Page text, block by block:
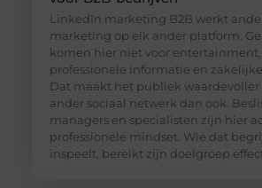
LinkedIn marketing B2B werkt
marketing op elk ander platform.
komen hier niet voor
professionele informatie en
Dat maakt het publiek waardevoller
ander sociaal netwerk dan ook.
managers en specialisten zijn hier
professionele mindset. Wie dat
inspeelt, bereikt zijn doelgroep